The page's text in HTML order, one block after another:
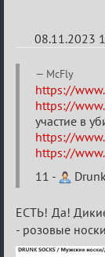
08.11.2023
Re:
ВСЕХ
McFly
https://
https://
участие в
https://
https://
11 -
Drunk
ЕСТЬ! Да!
- розовые